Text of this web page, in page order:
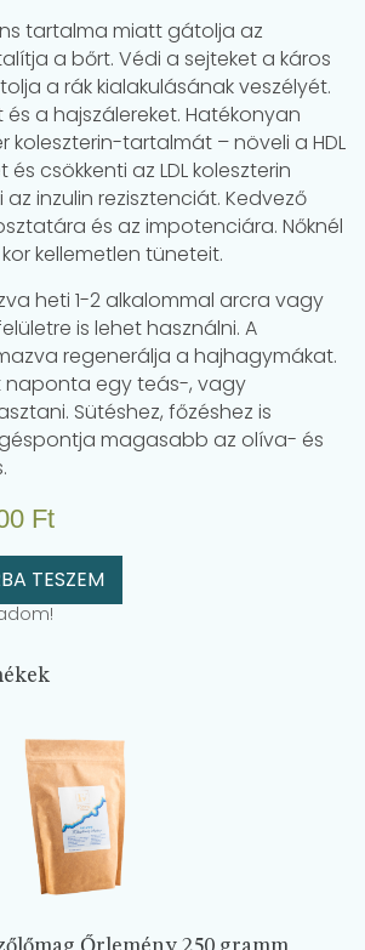
tartalma miatt gátolja az
a bőrt. Védi a sejteket a káros
a rák kialakulásának veszélyét.
és a hajszálereket. Hatékonyan
koleszterin-tartalmát – növeli a HDL
és csökkenti az LDL koleszterin
az inzulin rezisztenciát. Kedvező
és az impotenciára. Nőknél
kellemetlen tüneteit.
heti 1-2 alkalommal arcra vagy
is lehet használni. A
regenerálja a hajhagymákat.
naponta egy teás-, vagy
Sütéshez, főzéshez is
magasabb az olíva- és
Ft
TESZEM